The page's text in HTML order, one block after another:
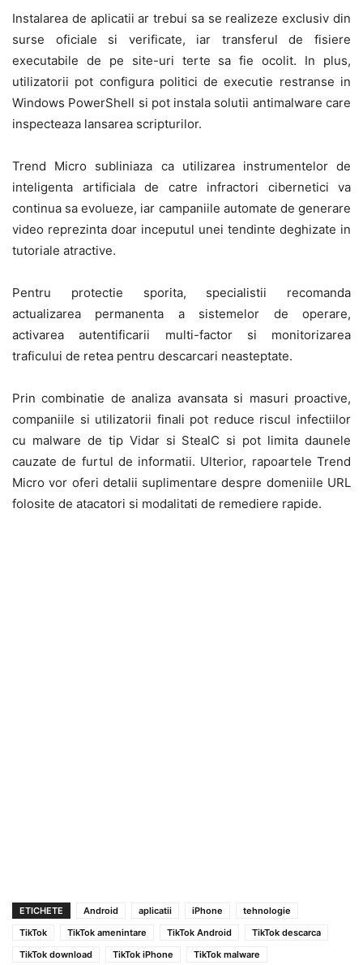
Instalarea de aplicatii ar trebui sa se realizeze exclusiv din
surse oficiale si verificate, iar transferul de fisiere
executabile de pe site-uri terte sa fie ocolit. In plus,
utilizatorii pot configura politici de executie restranse in
Windows PowerShell si pot instala solutii antimalware care
inspecteaza lansarea scripturilor.
Trend Micro subliniaza ca utilizarea instrumentelor de
inteligenta artificiala de catre infractori cibernetici va
continua sa evolueze, iar campaniile automate de generare
video reprezinta doar inceputul unei tendinte deghizate in
tutoriale atractive.
Pentru protectie sporita, specialistii recomanda
actualizarea permanenta a sistemelor de operare,
activarea autentificarii multi-factor si monitorizarea
traficului de retea pentru descarcari neasteptate.
Prin combinatie de analiza avansata si masuri proactive,
companiile si utilizatorii finali pot reduce riscul infectiilor
cu malware de tip Vidar si StealC si pot limita daunele
cauzate de furtul de informatii. Ulterior, rapoartele Trend
Micro vor oferi detalii suplimentare despre domeniile URL
folosite de atacatori si modalitati de remediere rapide.
ETICHETE Android aplicatii iPhone
tehnologie
TikTok
TikTok amenintare TikTok Android
TikTok descarca
TikTok download
TikTok iPhone
TikTok malware